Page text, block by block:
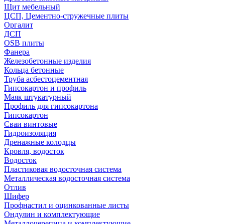
Щит мебельный
ЦСП, Цементно-стружечные плиты
Оргалит
ДСП
OSB плиты
Фанера
Железобетонные изделия
Кольца бетонные
Труба асбестоцементная
Гипсокартон и профиль
Маяк штукатурный
Профиль для гипсокартона
Гипсокартон
Сваи винтовые
Гидроизоляция
Дренажные колодцы
Кровля, водосток
Водосток
Пластиковая водосточная система
Металлическая водосточная система
Отлив
Шифер
Профнастил и оцинкованные листы
Ондулин и комплектующие